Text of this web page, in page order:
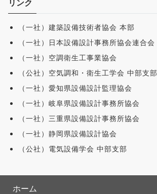
リンク
（一社）建築設備技術者協会 本部
（一社）日本設備設計事務所協会連合会
（一社）空調衛生工事業協会
（公社）空気調和・衛生工学会 中部支部
（一社）愛知県設備設計監理協会
（一社）岐阜県設備設計事務所協会
（一社）三重県設備設計事務所協会
（一社）静岡県設備設計協会
（公社）電気設備学会 中部支部
ホーム